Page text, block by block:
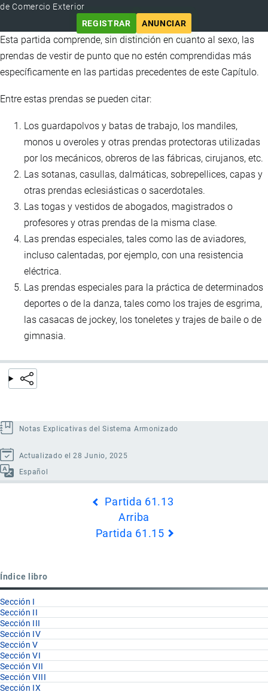
de Comercio Exterior
REGISTRAR
ANUNCIAR
Esta partida comprende, sin distinción en cuanto al sexo, las
prendas de vestir de punto que no estén comprendidas más
específicamente en las partidas precedentes de este Capítulo.
Entre estas prendas se pueden citar:
Los guardapolvos y batas de trabajo, los mandiles,
monos u overoles y otras prendas protectoras utilizadas
por los mecánicos, obreros de las fábricas, cirujanos, etc.
Las sotanas, casullas, dalmáticas, sobrepellices, capas y
otras prendas eclesiásticas o sacerdotales.
Las togas y vestidos de abogados, magistrados o
profesores y otras prendas de la misma clase.
Las prendas especiales, tales como las de aviadores,
incluso calentadas, por ejemplo, con una resistencia
eléctrica.
Las prendas especiales para la práctica de determinados
deportes o de la danza, tales como los trajes de esgrima,
las casacas de jockey, los toneletes y trajes de baile o de
gimnasia.
Notas Explicativas del Sistema Armonizado
Actualizado el 28 Junio, 2025
Español
Partida 61.13
Arriba
Partida 61.15
Índice libro
Sección I
Sección II
Sección III
Sección IV
Sección V
Sección VI
Sección VII
Sección VIII
Sección IX